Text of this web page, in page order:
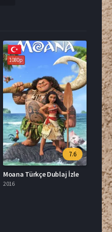
1080p
7.6
Moana Türkçe Dublaj İzle
2016